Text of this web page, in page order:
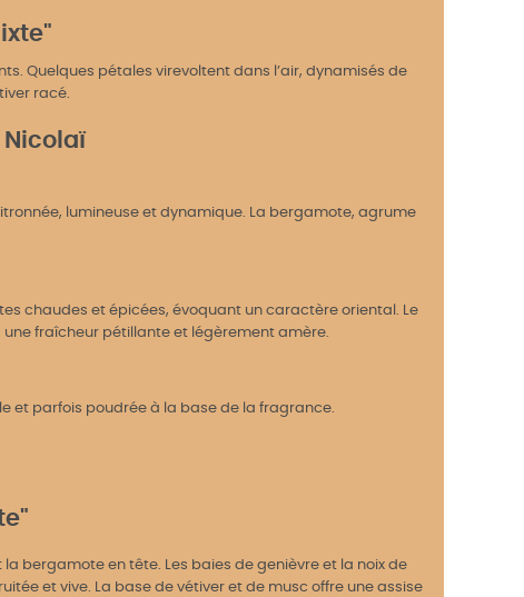
Quelques pétales virevoltent dans l’air, dynamisés de
racé.
Nicolaï
lumineuse et dynamique. La bergamote, agrume
chaudes et épicées, évoquant un caractère oriental. Le
fraîcheur pétillante et légèrement amère.
et parfois poudrée à la base de la fragrance.
bergamote en tête. Les baies de genièvre et la noix de
et vive. La base de vétiver et de musc offre une assise